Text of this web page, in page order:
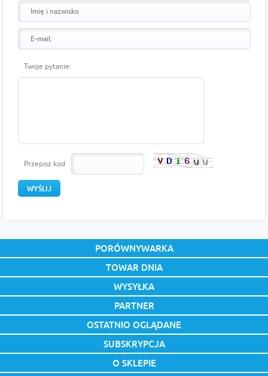
Twoje pytanie:
Przepisz kod
PORÓWNYWARKA
TOWAR DNIA
WYSYŁKA
PARTNER
OSTATNIO OGLĄDANE
SUBSKRYPCJA
O SKLEPIE